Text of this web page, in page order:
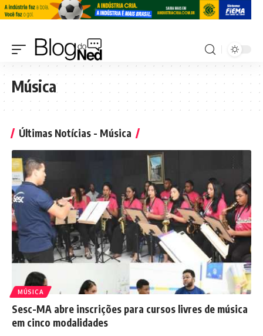
Música
Últimas Notícias - Música
MÚSICA
Sesc-MA abre inscrições para cursos livres de música
em cinco modalidades